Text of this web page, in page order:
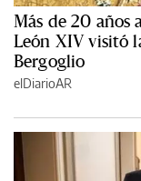
Más de 20 años
León XIV visitó
Bergoglio
elDiarioAR